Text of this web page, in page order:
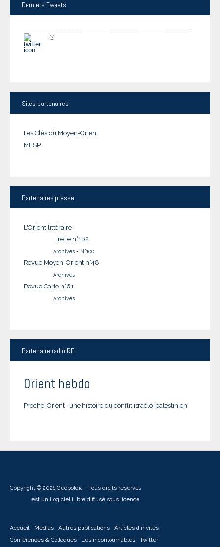
Derniers Tweets
@
Sites partenaires
Les Clés du Moyen-Orient
MESP
Partenaires presse
L'Orient littéraire
Lire le n°162
Archives - N°100
Revue Moyen-Orient n°48
Archives
Revue Carto n°61
Archives
Partenaire radio RFI
Orient hebdo
Proche-Orient : une histoire du conflit israélo-palestinien
Copyright © 2026 Géopoldia - Tous droits réservés
est un Logiciel Libre diffusé sous licence
Accueil Medias Autres publications
Articles d'invités
Conférences & Colloques
Les incontournables Twitter